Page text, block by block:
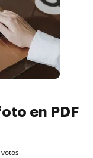
en PDF
votos